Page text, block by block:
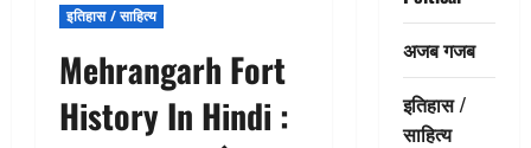
इतिहास / साहित्य
Mehrangarh Fort
History In Hindi :
अजब गजब
इतिहास /
साहित्य